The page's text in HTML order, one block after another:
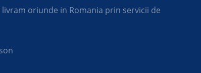
oriunde in Romania prin servicii de